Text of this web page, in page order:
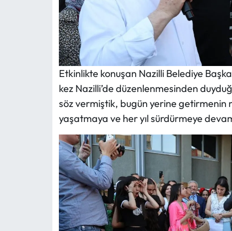
Etkinlikte konuşan Nazilli Belediye
kez Nazilli’de düzenlenmesinden
söz vermiştik, bugün yerine getirmenin
yaşatmaya ve her yıl sürdürmeye